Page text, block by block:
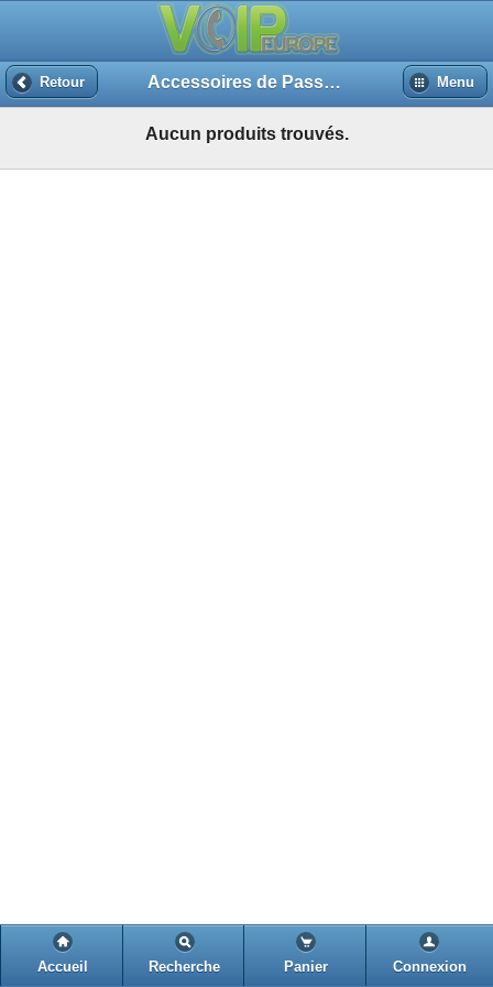
Retour Accessoires de Passerelle Menu
Aucun produits trouvés.
Accueil Recherche Panier Connexion